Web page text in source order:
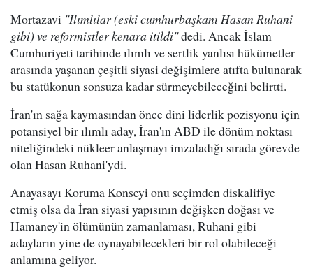
Mortazavi "Ilımlılar (eski cumhurbaşkanı Hasan Ruhani
gibi) ve reformistler kenara itildi"dedi. Ancak İslam
Cumhuriyeti tarihinde ılımlı ve sertlik yanlısı hükümetler
arasında yaşanan çeşitli siyasi değişimlere atıfta bulunarak
bu statükonun sonsuza kadar sürmeyebileceğini belirtti.
İran'ın sağa kaymasından önce dini liderlik pozisyonu için
potansiyel bir ılımlı aday, İran'ın ABD ile dönüm noktası
niteliğindeki nükleer anlaşmayı imzaladığı sırada görevde
olan Hasan Ruhani'ydi.
Anayasayı Koruma Konseyi onu seçimden diskalifiye
etmiş olsa da İran siyasi yapısının değişken doğası ve
Hamaney'in ölümünün zamanlaması, Ruhani gibi
adayların yine de oynayabilecekleri bir rol olabileceği
anlamına geliyor.